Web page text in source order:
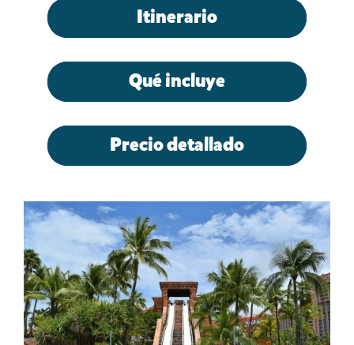
Itinerario
Qué incluye
Precio detallado